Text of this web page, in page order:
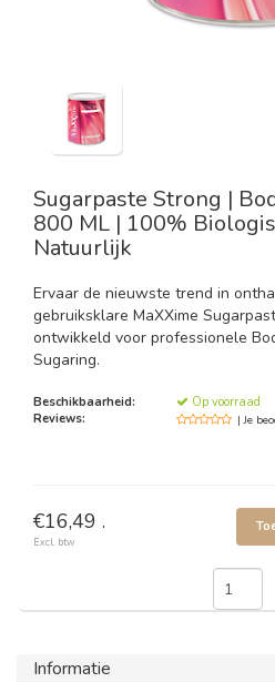
Sugarpaste Strong |
800 ML | 100%
Natuurlijk
Ervaar de nieuwste trend in
gebruiksklare MaXXime
ontwikkeld voor professionele
Sugaring.
Beschikbaarheid:
Op voorraad
Reviews:
| Je
€16,49 .
Excl. btw
Informatie